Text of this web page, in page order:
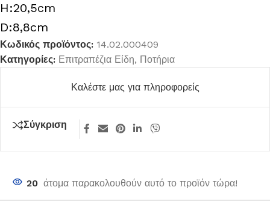
H:20,5cm
D:8,8cm
Κωδικός προϊόντος: 14.02.000409
Κατηγορίες: Επιτραπέζια Είδη, Ποτήρια
Καλέστε μας για πληροφορείς
Σύγκριση
20 άτομα παρακολουθούν αυτό το προϊόν τώρα!